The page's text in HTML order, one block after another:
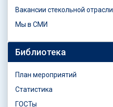
Вакансии стекольной отрасли
Мы в СМИ
Библиотека
План мероприятий
Статистика
ГОСТы